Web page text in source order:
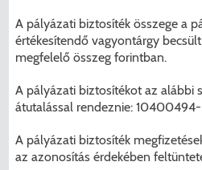
A pályázati biztosíték összege a
értékesítendő vagyontárgy
megfelelő összeg forintban.
A pályázati biztosítékot az alábbi
átutalással rendeznie:
A pályázati biztosíték
az azonosítás érdekében